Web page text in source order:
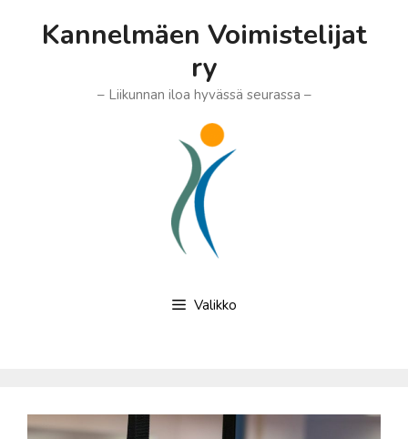
Kannelmäen Voimistelijat
ry
– Liikunnan iloa hyvässä seurassa –
Valikko